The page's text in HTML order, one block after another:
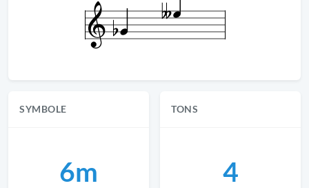
SYMBOLE
6m
TONS
4